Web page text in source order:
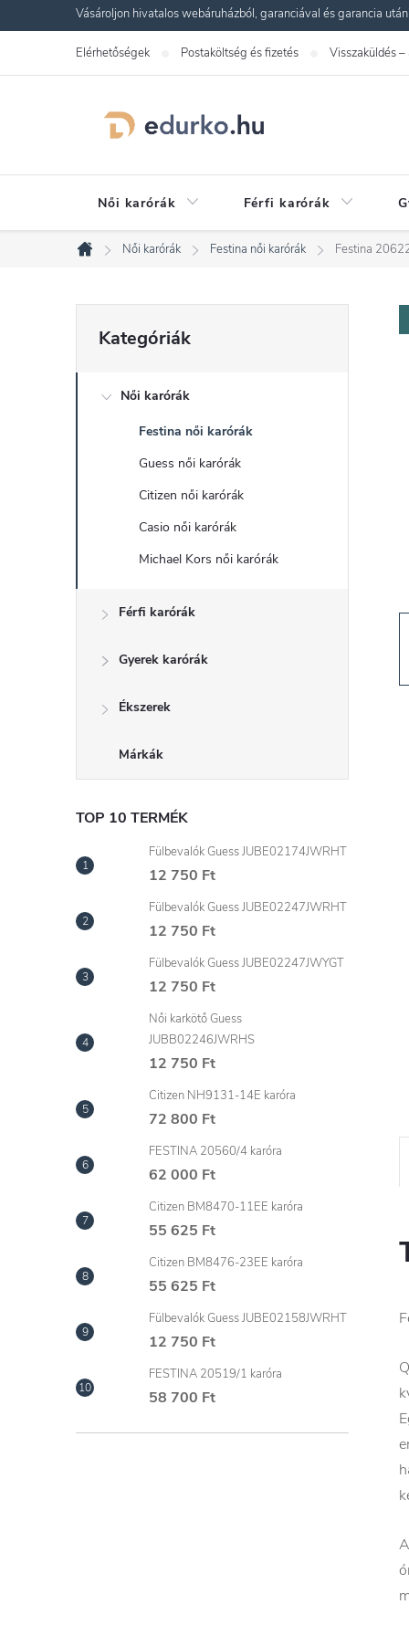
a
Vásároljon hivatalos webáruházból, garanciával és garancia
Elérhetőségek Postaköltség és fizetés Visszaküldés –
Női karórák Férfi karórák
Kezdőlap
Női karórák Festina női karórák Festina
O
l
ó
e
l
átugrása
Kategóriák
Női karórák
Festina női karórák
Guess női karórák
Citizen női karórák
Casio női karórák
Michael Kors női karórák
Férfi karórák
Gyerek karórák
Ékszerek
Márkák
TOP 10 TERMÉK
Fülbevalók Guess JUBE02174JWRHT
12 750 Ft
Fülbevalók Guess JUBE02247JWRHT
12 750 Ft
Fülbevalók Guess JUBE02247JWYGT
12 750 Ft
Női karkötő Guess
JUBB02246JWRHS
12 750 Ft
Citizen NH9131-14E karóra
72 800 Ft
FESTINA 20560/4 karóra
62 000 Ft
Citizen BM8470-11EE karóra
55 625 Ft
Citizen BM8476-23EE karóra
55 625 Ft
Fülbevalók Guess JUBE02158JWRHT
12 750 Ft
FESTINA 20519/1 karóra
58 700 Ft